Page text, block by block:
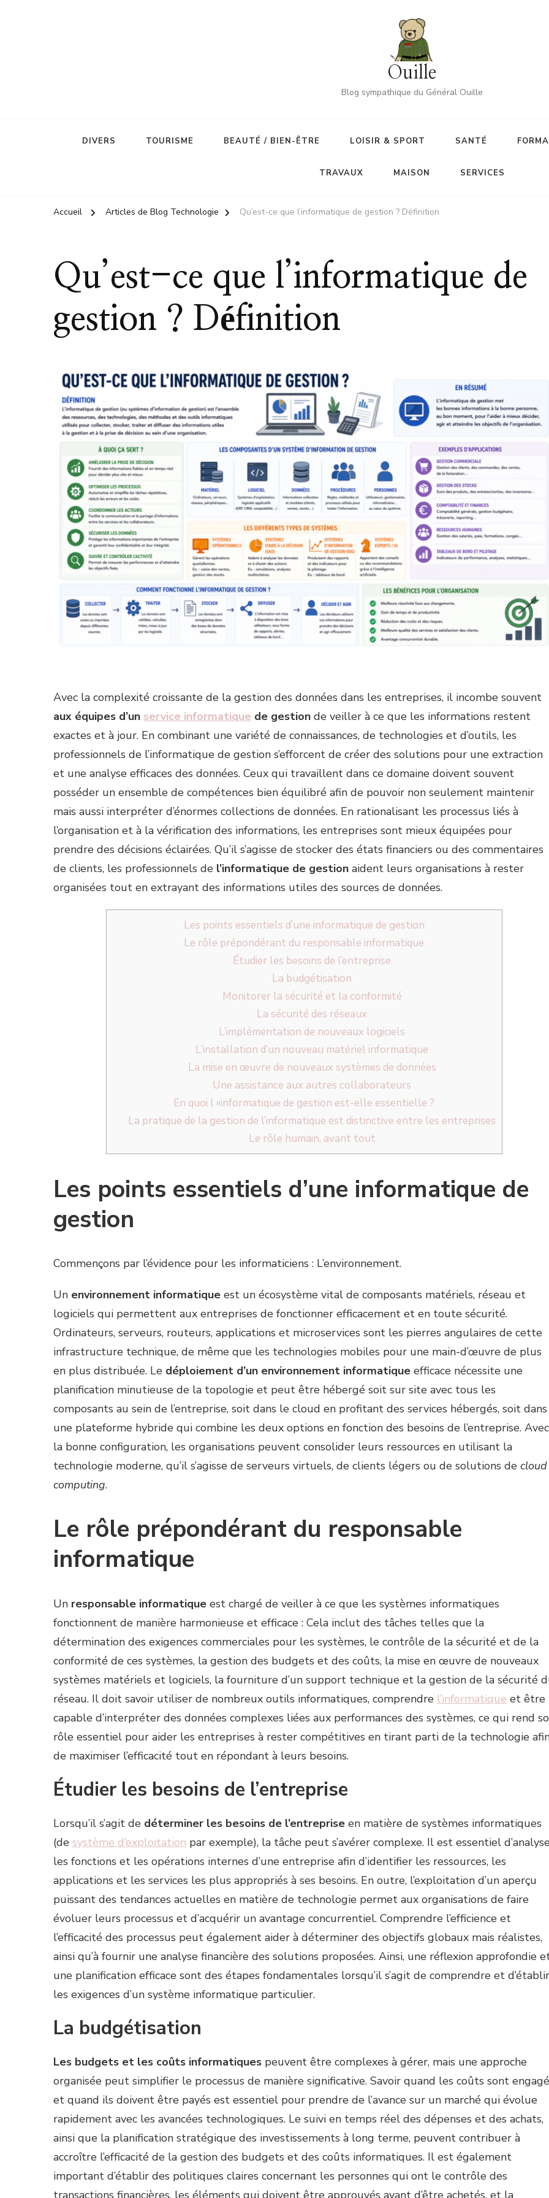
Ouille
Blog sympathique du Général Ouille
DIVERS TOURISME BEAUTÉ / BIEN-ÊTRE LOISIR & SPORT SANTÉ
TRAVAUX MAISON SERVICES
Accueil Articles de Blog Technologie Qu’est-ce que l’informatique de gestion ? Définition
Qu’est-ce que l’informatique de
gestion ? Définition
Avec la complexité croissante de la gestion des données dans les entreprises, il incombe souvent
aux équipes d’un service informatique de gestion de veiller à ce que les informations restent
exactes et à jour. En combinant une variété de connaissances, de technologies et d’outils, les
professionnels de l’informatique de gestion s’efforcent de créer des solutions pour une extraction
et une analyse efficaces des données. Ceux qui travaillent dans ce domaine doivent souvent
posséder un ensemble de compétences bien équilibré afin de pouvoir non seulement maintenir
mais aussi interpréter d’énormes collections de données. En rationalisant les processus liés à
l’organisation et à la vérification des informations, les entreprises sont mieux équipées pour
prendre des décisions éclairées. Qu’il s’agisse de stocker des états financiers ou des commentaires
de clients, les professionnels de l’informatique de gestion aident leurs organisations à rester
organisées tout en extrayant des informations utiles des sources de données.
Les points essentiels d’une informatique de gestion
Le rôle prépondérant du responsable informatique
Étudier les besoins de l’entreprise
La budgétisation
Monitorer la sécurité et la conformité
La sécurité des réseaux
L’implémentation de nouveaux logiciels
L’installation d’un nouveau matériel informatique
La mise en œuvre de nouveaux systèmes de données
Une assistance aux autres collaborateurs
En quoi l »informatique de gestion est-elle essentielle ?
La pratique de la gestion de l’informatique est distinctive entre les entreprises
Le rôle humain, avant tout
Les points essentiels d’une informatique de
gestion
Commençons par l’évidence pour les informaticiens : L’environnement.
Un environnement informatique est un écosystème vital de composants matériels, réseau et
logiciels qui permettent aux entreprises de fonctionner efficacement et en toute sécurité.
Ordinateurs, serveurs, routeurs, applications et microservices sont les pierres angulaires de cette
infrastructure technique, de même que les technologies mobiles pour une main-d’œuvre de plus
en plus distribuée. Le déploiement d’un environnement informatique efficace nécessite une
planification minutieuse de la topologie et peut être hébergé soit sur site avec tous les
composants au sein de l’entreprise, soit dans le cloud en profitant des services hébergés, soit dans
une plateforme hybride qui combine les deux options en fonction des besoins de l’entreprise. Avec
la bonne configuration, les organisations peuvent consolider leurs ressources en utilisant la
technologie moderne, qu’il s’agisse de serveurs virtuels, de clients légers ou de solutions de cloud
computing.
Le rôle prépondérant du responsable
informatique
Un responsable informatique est chargé de veiller à ce que les systèmes informatiques
fonctionnent de manière harmonieuse et efficace : Cela inclut des tâches telles que la
détermination des exigences commerciales pour les systèmes, le contrôle de la sécurité et de la
conformité de ces systèmes, la gestion des budgets et des coûts, la mise en œuvre de nouveaux
systèmes matériels et logiciels, la fourniture d’un support technique et la gestion de la sécurité
réseau. Il doit savoir utiliser de nombreux outils informatiques, comprendre l’informatique et être
capable d’interpréter des données complexes liées aux performances des systèmes, ce qui rend
rôle essentiel pour aider les entreprises à rester compétitives en tirant parti de la technologie
de maximiser l’efficacité tout en répondant à leurs besoins.
Étudier les besoins de l’entreprise
Lorsqu’il s’agit de déterminer les besoins de l’entreprise en matière de systèmes informatiques
(de système d’exploitation par exemple), la tâche peut s’avérer complexe. Il est essentiel
les fonctions et les opérations internes d’une entreprise afin d’identifier les ressources, les
applications et les services les plus appropriés à ses besoins. En outre, l’exploitation d’un aperçu
puissant des tendances actuelles en matière de technologie permet aux organisations de faire
évoluer leurs processus et d’acquérir un avantage concurrentiel. Comprendre l’efficience et
l’efficacité des processus peut également aider à déterminer des objectifs globaux mais réalistes,
ainsi qu’à fournir une analyse financière des solutions proposées. Ainsi, une réflexion approfondie
une planification efficace sont des étapes fondamentales lorsqu’il s’agit de comprendre et d’établir
les exigences d’un système informatique particulier.
La budgétisation
Les budgets et les coûts informatiques peuvent être complexes à gérer, mais une approche
organisée peut simplifier le processus de manière significative. Savoir quand les coûts sont
et quand ils doivent être payés est essentiel pour prendre de l’avance sur un marché qui évolue
rapidement avec les avancées technologiques. Le suivi en temps réel des dépenses et des achats,
ainsi que la planification stratégique des investissements à long terme, peuvent contribuer à
accroître l’efficacité de la gestion des budgets et des coûts informatiques. Il est également
important d’établir des politiques claires concernant les personnes qui ont le contrôle des